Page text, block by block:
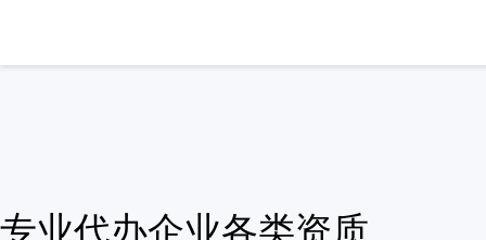
专业代办企业各类资质